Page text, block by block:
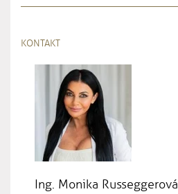
KONTAKT
Ing. Monika Russeggerová